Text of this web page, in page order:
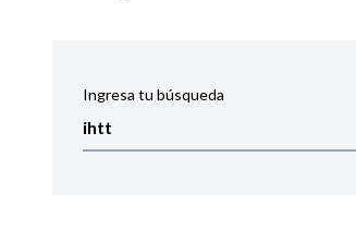
Ingresa tu búsqueda